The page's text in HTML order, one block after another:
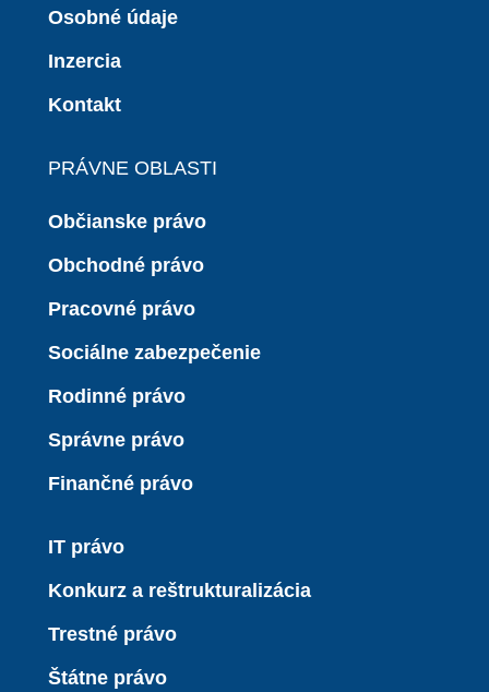
Osobné údaje
Inzercia
Kontakt
PRÁVNE OBLASTI
Občianske právo
Obchodné právo
Pracovné právo
Sociálne zabezpečenie
Rodinné právo
Správne právo
Finančné právo
IT právo
Konkurz a reštrukturalizácia
Trestné právo
Štátne právo